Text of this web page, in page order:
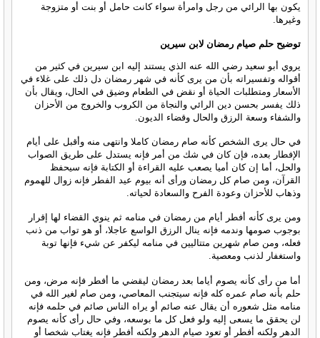
يكون بها الرائي من رجل وامرأة سواء كانت حامل أو بنت أو متزوجة
وغيرها.
توضيح حلم صيام رمضان لابن سيرين
يروي أبو سعيد رضي الله عنه الذي يستند إليه ابن سيرين في كثير من
أقواله وتفسيراته بأن من يرى كأنه في شهر رمضان دل ذلك على غلاء في
الأسعار ومتطلبات الحياة أو نقض في الطعام وضيق في الحال، ويقال بأن
ذلك يفسر بحسن دين الرائي والنجاة من الكروب والخروج من الأحزان
والشفاء وسعة الرزق والحال وقضاء الديون.
في حال يرى الشخص كأنه صام رمضان كاملا وانتهى منه وأقبل على أيام
الإفطار بعده، فإن كان في شك من أمر فإنه يستدل على طريق الصواب
والحل، أما إن كان أميا يصعب عليه القراءة أو الكتابة فإنه سيحفظ
القرآن، ومن صام كل رمضان ورأى أنه بيوم عيد الفطر فإنه زوال للهموم
وذهاب للأحزان وعودة الفرح والسعادة لحياته.
ومن يرى كأنه أفطر أيام من رمضان في منامه ثم ينوي القضاء لها إقرار
بوجوب صومها وندمه فإنه ينال الرزق الواسع عاجلا، أو هو تواب من ذنب
فعله، ومن صام شهرين متتاليين في منامه ليكفر عن شيء فإنها توبة
واستغفار لذنب ومعصية.
أما من رأى كأنه يصوم أياما بعد رمضان ليقضي ما أفطر فإنه مرض، ومن
حلم بأنه صام عمره كله فإنه سيتجنب المعاصي، ومن صام لغير الله في
منامه مثل شعوره أن يقال عنه صائم أو يراه الناس صائم في حلمه فإنه
لن يحقق ما يسعى إليه ولو فعل كل ما بوسعه، وفي حال رأى كأنه يصوم
الدهر ولكنه أفطر أو تعود صيام الدهر ولكنه أفطر فإنه يغتاب شخصا أو